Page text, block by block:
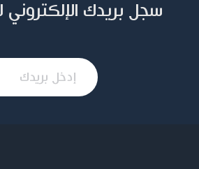
سجل بريدك الإلكتروني